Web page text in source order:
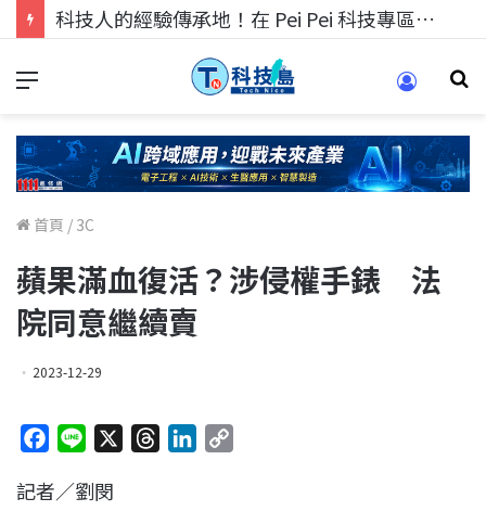
科技人找工作，就到TECH+ 科技專區!
首頁 / 3C
蘋果滿血復活？涉侵權手錶 法
院同意繼續賣
2023-12-29
c
n
記者／劉閔